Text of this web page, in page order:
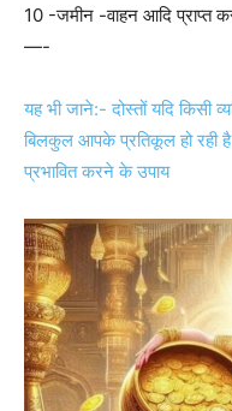
10 -जमीन -वाहन आदि प्राप्त
—-
यह भी जाने:- दोस्तों यदि किसी
बिलकुल आपके प्रतिकूल हो रही है
प्रभावित करने के उपाय